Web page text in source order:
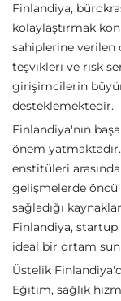
Finlandiya,
kolaylaştırmak
sahiplerine verilen
teşvikleri ve risk
girişimcilerin
desteklemektedir.
Finlandiya'nın
önem
enstitüleri
gelişmelerde
sağladığı
Finlandiya,
ideal bir ortam
Üstelik
Eğitim, sağlık